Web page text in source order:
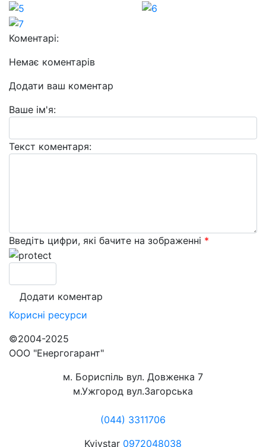
Коментарі:
Немає коментарів
Додати ваш коментар
Ваше ім'я:
Текст коментаря:
Введіть цифри, які бачите на зображенні *
Корисні ресурси
©2004-2025
ООО "Енергогарант"
м. Бориспіль вул. Довженка 7
м.Ужгород вул.Загорська
(044) 3311706
Kyivstar 0972048038